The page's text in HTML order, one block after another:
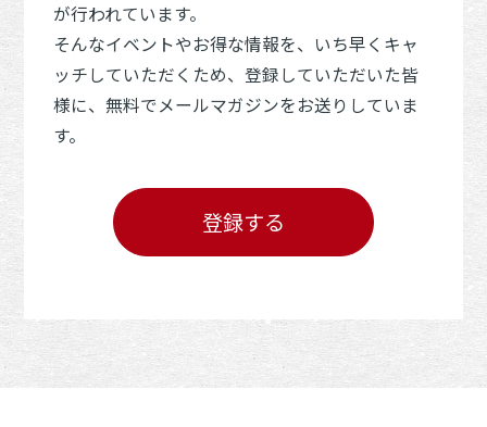
が行われています。
そんなイベントやお得な情報を、いち早くキャ
ッチしていただくため、登録していただいた皆
様に、無料でメールマガジンをお送りしていま
す。
登録する